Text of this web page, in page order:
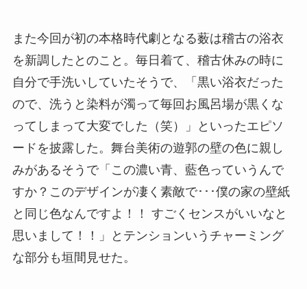
また今回が初の本格時代劇となる薮は稽古の浴衣
を新調したとのこと。毎日着て、稽古休みの時に
自分で手洗いしていたそうで、「黒い浴衣だった
ので、洗うと染料が濁って毎回お風呂場が黒くな
ってしまって大変でした（笑）」といったエピソ
ードを披露した。舞台美術の遊郭の壁の色に親し
みがあるそうで「この濃い青、藍色っていうんで
すか？このデザインが凄く素敵で･･･僕の家の壁紙
と同じ色なんですよ！！ すごくセンスがいいなと
思いまして！！」とテンションいうチャーミング
な部分も垣間見せた。